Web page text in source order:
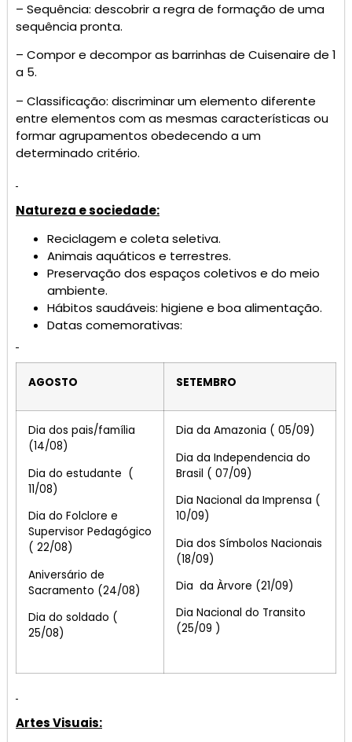
– Sequência: descobrir a regra de formação de uma
sequência pronta.
– Compor e decompor as barrinhas de Cuisenaire de 1
a 5.
– Classificação: discriminar um elemento diferente
entre elementos com as mesmas características ou
formar agrupamentos obedecendo a um
determinado critério.
Natureza e sociedade:
Reciclagem e coleta seletiva.
Animais aquáticos e terrestres.
Preservação dos espaços coletivos e do meio
ambiente.
Hábitos saudáveis: higiene e boa alimentação.
Datas comemorativas:
AGOSTO SETEMBRO
Dia dos pais/família
(14/08)
Dia do estudante (
11/08)
Dia do Folclore e
Supervisor Pedagógico
( 22/08)
Aniversário de
Sacramento (24/08)
Dia do soldado (
25/08)
Dia da Amazonia ( 05/09)
Dia da Independencia do
Brasil ( 07/09)
Dia Nacional da Imprensa (
10/09)
Dia dos Símbolos Nacionais
(18/09)
Dia da Àrvore (21/09)
Dia Nacional do Transito
(25/09 )
Artes Visuais: